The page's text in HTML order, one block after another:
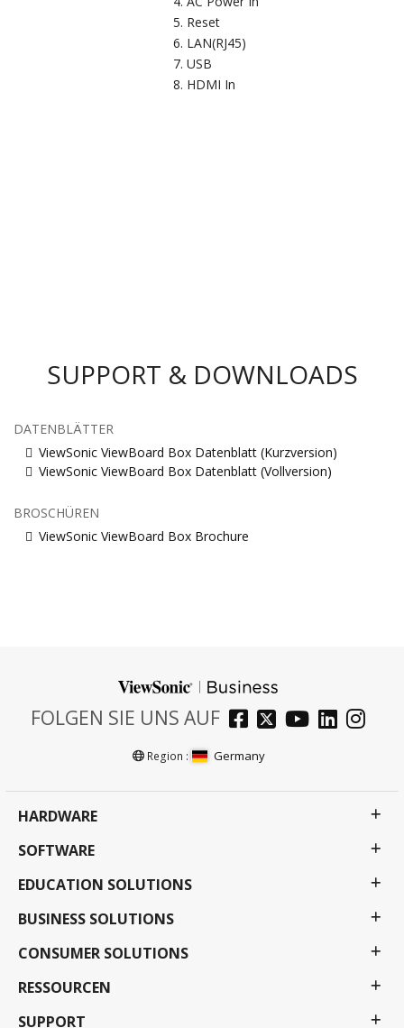
Reset
LAN(RJ45)
USB
HDMI In
SUPPORT & DOWNLOADS
DATENBLÄTTER
ViewSonic ViewBoard Box Datenblatt (Kurzversion)
ViewSonic ViewBoard Box Datenblatt (Vollversion)
BROSCHÜREN
ViewSonic ViewBoard Box Brochure
FOLGEN SIE UNS AUF
Region : Germany
HARDWARE
SOFTWARE
EDUCATION SOLUTIONS
BUSINESS SOLUTIONS
CONSUMER SOLUTIONS
RESSOURCEN
SUPPORT